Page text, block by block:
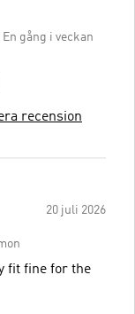
En gång i veckan
recension
20 juli 2026
fit fine for the